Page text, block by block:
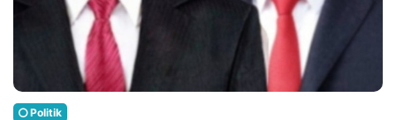
Politik